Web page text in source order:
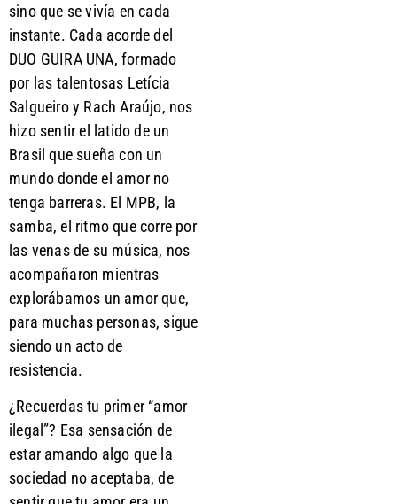
sino que se vivía en cada
instante. Cada acorde del
DUO GUIRA UNA, formado
por las talentosas Letícia
Salgueiro y Rach Araújo, nos
hizo sentir el latido de un
Brasil que sueña con un
mundo donde el amor no
tenga barreras. El MPB, la
samba, el ritmo que corre por
las venas de su música, nos
acompañaron mientras
explorábamos un amor que,
para muchas personas, sigue
siendo un acto de
resistencia.
¿Recuerdas tu primer “amor
ilegal”? Esa sensación de
estar amando algo que la
sociedad no aceptaba, de